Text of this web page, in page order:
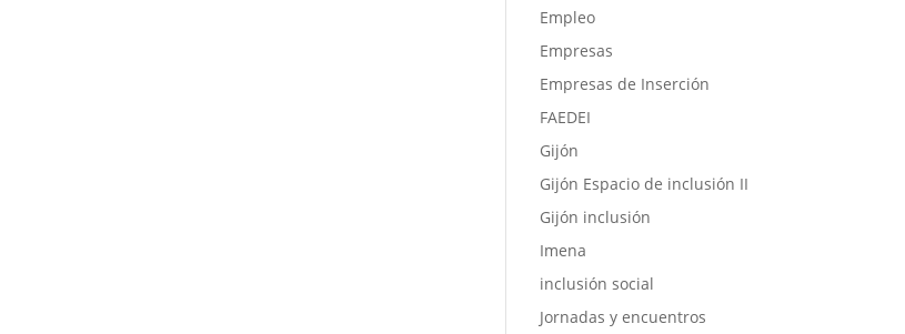
Empleo
Empresas
Empresas de Inserción
FAEDEI
Gijón
Gijón Espacio de inclusión II
Gijón inclusión
Imena
inclusión social
Jornadas y encuentros